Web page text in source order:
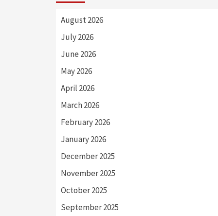
August 2026
July 2026
June 2026
May 2026
April 2026
March 2026
February 2026
January 2026
December 2025
November 2025
October 2025
September 2025